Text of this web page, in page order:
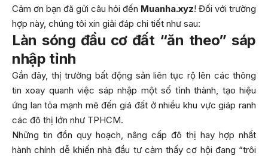
Cảm ơn bạn đã gửi câu hỏi đến Muanha.xyz! Đối với trường
hợp này, chúng tôi xin giải đáp chi tiết như sau:
Làn sóng đầu cơ đất “ăn theo” sáp
nhập tỉnh
Gần đây, thị trường bất động sản liên tục rộ lên các thông
tin xoay quanh việc sáp nhập một số tỉnh thành, tạo hiệu
ứng lan tỏa mạnh mẽ đến giá đất ở nhiều khu vực giáp ranh
các đô thị lớn như TPHCM.
Những tin đồn quy hoạch, nâng cấp đô thị hay hợp nhất
hành chính dễ khiến nhà đầu tư cảm thấy cơ hội đang “trôi